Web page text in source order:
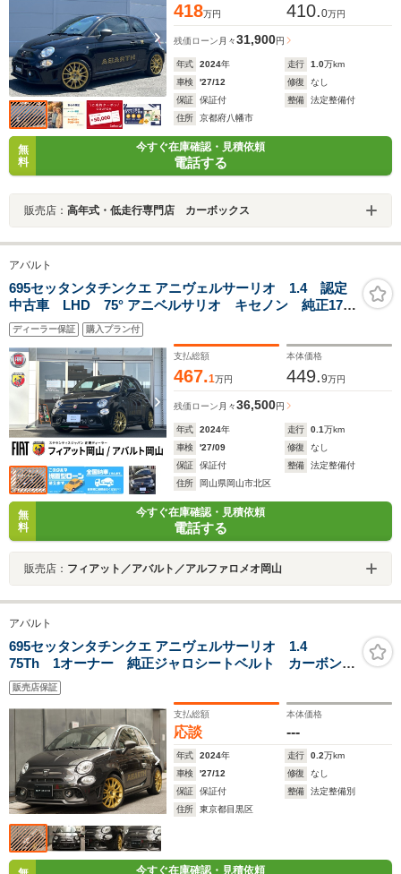
418万円 410.0万円
残価ローン 月々31,900円
年式 2024年 走行 1.0万km
車検
'27/12 修復
なし
保証
保証付 整備
法定整備付
住所
京都府八幡市
無
料
今すぐ在庫確認・見積依頼
電話する
販売店： 高年式・低走行専門店 カーボックス
アバルト
695セッタンタチンクエ アニヴェルサーリオ 1.4 認定
中古車 LHD 75° アニベルサリオ キセノン 純正17イ
ンチAW ブレンボキャリパー ハーフレザー 5速MT
Sabelt 製75°Anniversario 専用スポーツシート スコーピ
オンルーフデカール レコモンマフラー
ディーラー保証 購入プラン付
支払総額
467.1万円
本体価格
449.9万円
残価ローン 月々36,500円
年式 2024年 走行 0.1万km
車検
'27/09 修復
なし
保証
保証付 整備
法定整備付
住所
岡山県岡山市北区
無
料
今すぐ在庫確認・見積依頼
電話する
販売店： フィアット／アバルト／アルファロメオ岡山
アバルト
695セッタンタチンクエ アニヴェルサーリオ 1.4
75Th 1オーナー 純正ジャロシートベルト カーボンイ
ンテリア カーボンステアリング 可変バルブマフラー
リモコン付き
販売店保証
支払総額
応談
本体価格
---
年式 2024年 走行 0.2万km
車検
'27/12 修復
なし
保証
保証付 整備
法定整備別
住所
東京都目黒区
今すぐ在庫確認・見積依頼